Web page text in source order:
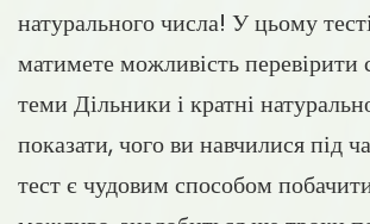
натурального числа! У цьому
матимете можливість перевірити
теми Дільники і кратні
показати, чого ви навчилися під
тест є чудовим способом